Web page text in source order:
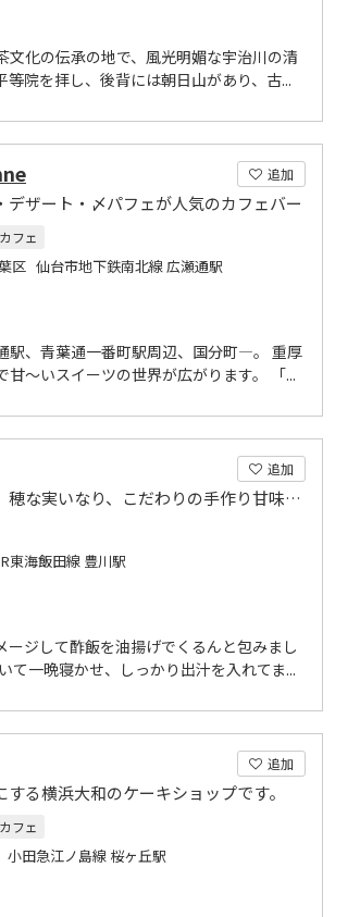
文化の伝承の地で、風光明媚な宇治川の清
院を拝し、後背には朝日山があり、古...
追加
ザート・〆パフェが人気のカフェバー
フェ
区 仙台市地下鉄南北線 広瀬通駅
駅、青葉通一番町駅周辺、国分町―。 重厚
～いスイーツの世界が広がります。 「...
追加
「門前そば山彦」の姉妹店、穂な実いなり、こだわりの手作り甘味もあります!
東海飯田線 豊川駅
ージして酢飯を油揚げでくるんと包みまし
て一晩寝かせ、しっかり出汁を入れてま...
追加
る横浜大和のケーキショップです。
フェ
田急江ノ島線 桜ヶ丘駅